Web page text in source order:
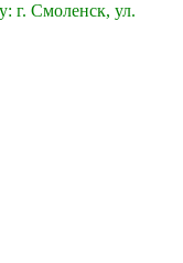
г. Смоленск, ул.